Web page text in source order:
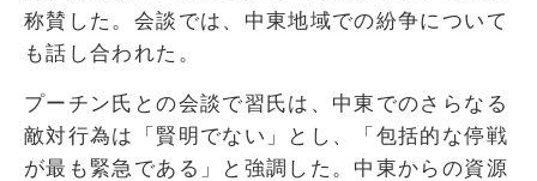
称賛した。会談では、中東地域での紛争について
も話し合われた。
プーチン氏との会談で習氏は、中東でのさらなる
敵対行為は「賢明でない」とし、「包括的な停戦
が最も緊急である」と強調した。中東からの資源